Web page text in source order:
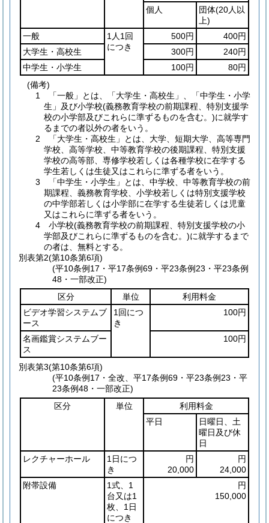
個人
団体(20人以
上)
一般
1人1回
につき
500円
400円
大学生・高校生
300円
240円
中学生・小学生
100円
80円
(備考)
1 「一般」とは、「大学生・高校生」、「中学生・小学
生」及び小学校(義務教育学校の前期課程、特別支援学
校の小学部及びこれらに準ずるものを含む。)に就学す
るまでの者以外の者をいう。
2 「大学生・高校生」とは、大学、短期大学、高等専門
学校、高等学校、中等教育学校の後期課程、特別支援
学校の高等部、専修学校若しくは各種学校に在学する
学生若しくは生徒又はこれらに準ずる者をいう。
3 「中学生・小学生」とは、中学校、中等教育学校の前
期課程、義務教育学校、小学校若しくは特別支援学校
の中学部若しくは小学部に在学する生徒若しくは児童
又はこれらに準ずる者をいう。
4 小学校(義務教育学校の前期課程、特別支援学校の小
学部及びこれらに準ずるものを含む。)に就学するまで
の者は、無料とする。
別表第2(第10条第6項)
(平10条例17・平17条例69・平23条例23・平23条例
48・一部改正)
区分
単位
利用料金
ビデオ学習システムブ
ース
1回につ
き
100円
名画鑑賞システムブー
ス
100円
別表第3(第10条第6項)
(平10条例17・全改、平17条例69・平23条例23・平
23条例48・一部改正)
区分
単位
利用料金
平日
日曜日、土
曜日及び休
日
レクチャーホール
1日につ
き
円
20,000
円
24,000
附帯設備
1式、1
台又は1
枚、1日
につき
円
150,000